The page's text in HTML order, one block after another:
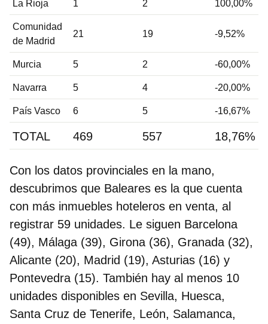
La Rioja 1 2 100,00%
Comunidad
de Madrid
21 19 -9,52%
Murcia 5 2 -60,00%
Navarra 5 4 -20,00%
País Vasco 6 5 -16,67%
TOTAL 469 557 18,76%
Con los datos provinciales en la mano,
descubrimos que Baleares es la que cuenta
con más inmuebles hoteleros en venta, al
registrar 59 unidades. Le siguen Barcelona
(49), Málaga (39), Girona (36), Granada (32),
Alicante (20), Madrid (19), Asturias (16) y
Pontevedra (15). También hay al menos 10
unidades disponibles en Sevilla, Huesca,
Santa Cruz de Tenerife, León, Salamanca,